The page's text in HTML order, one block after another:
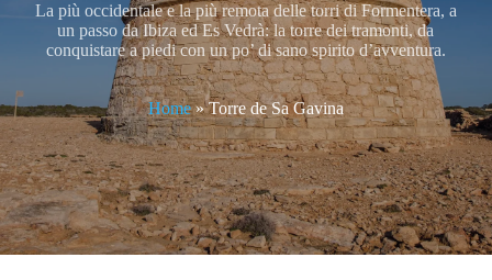
La più occidentale e la più remota delle torri di Formentera, a
un passo da Ibiza ed Es Vedrà: la torre dei tramonti, da
conquistare a piedi con un po’ di sano spirito d’avventura.
Home»Torre de Sa Gavina